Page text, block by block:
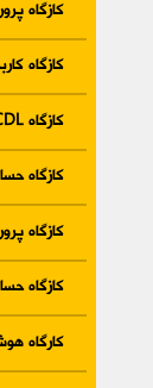
کازگاه
کازگاه
کازگاه ICDLنخبگان
کازگاه
کازگاه
کازگاه
کارگاه